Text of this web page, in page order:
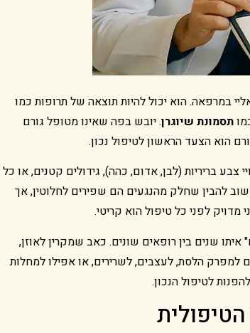
במרפאה. הוא יכול להיות תוצאה של תרופות כמו
תסמונת שיוגרן. יובש בפה שאינו מטופל גורם
הוא הצעד הראשון לטיפול נכון.
בריריות (לבן, אדום, כהה), גידולים קטנים, או כל
מומחה. חשוב להבין שחלק מהנגעים הם שפירים לחלוטין, אך
לפני כל טיפול הוא קריטי.
שנים בין רופאים שונים. כאב שמקרין לאוזן,
למפרק הלסת, לעצבים, לשרירים, או אפילו למחלות
לטיפול הנכון.